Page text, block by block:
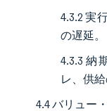
4.3.2 実
の遅延。
4.3.3 納
レ、供
4.4 バリュー